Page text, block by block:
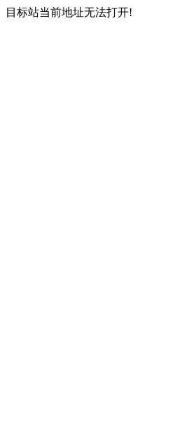
目标站当前地址无法打开!